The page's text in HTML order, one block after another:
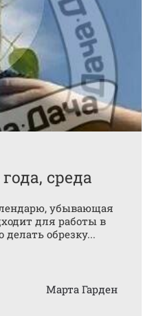
среда
убывающая
для работы в
делать обрезку...
Марта Гарден